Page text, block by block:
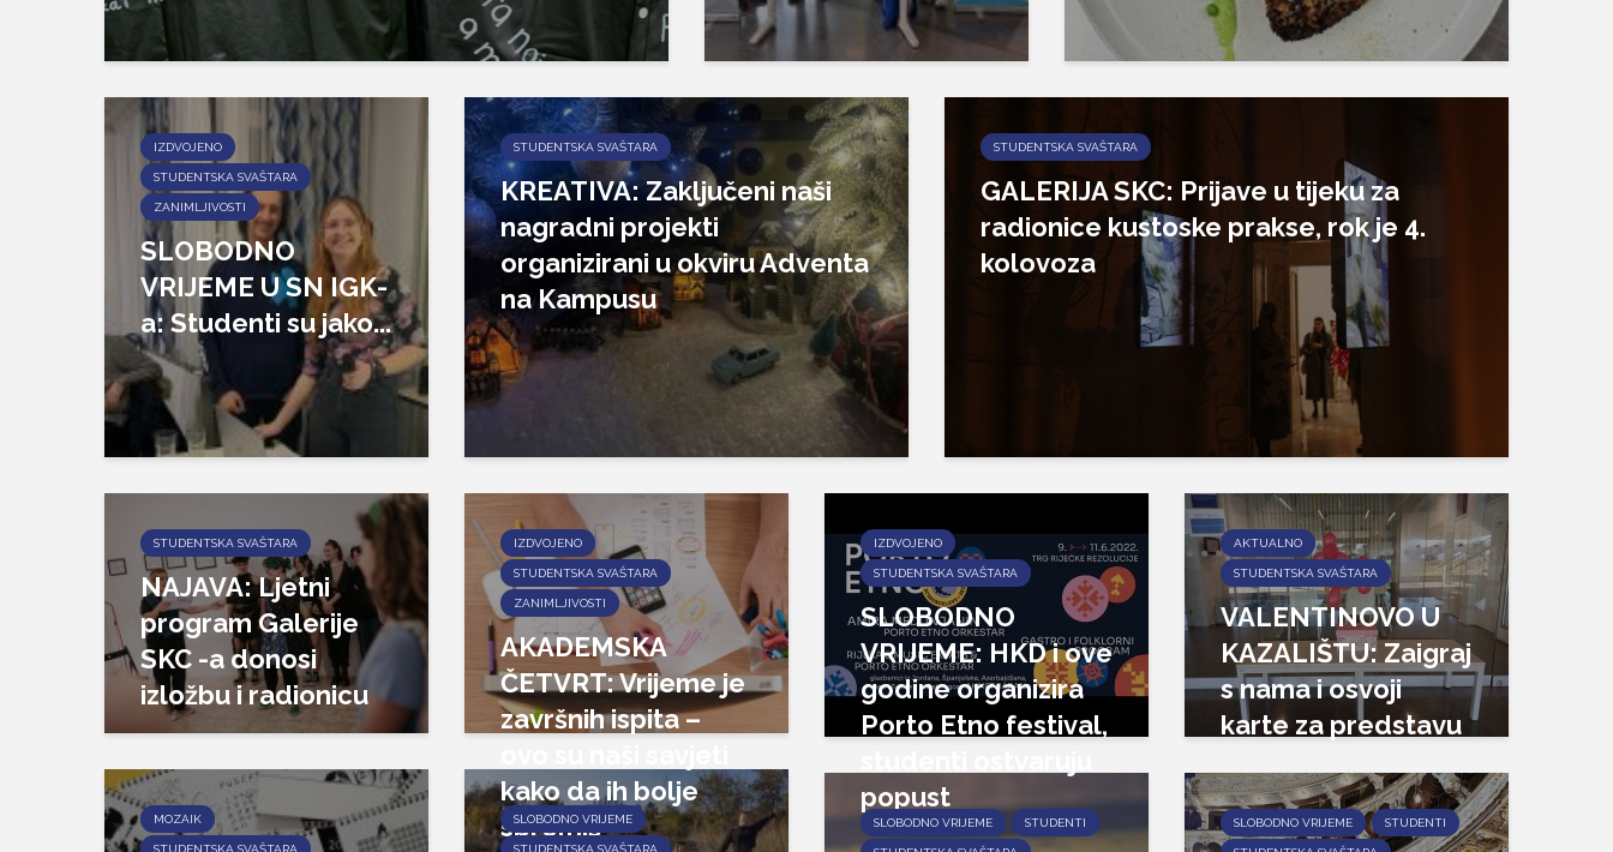
IZDVOJENO
STUDENTSKA SVAŠTARA
ZANIMLJIVOSTI
SLOBODNO
VRIJEME U SN IGK-
a: Studenti su jako...
STUDENTSKA SVAŠTARA
KREATIVA: Zaključeni naši
nagradni projekti
organizirani u okviru Adventa
na Kampusu
STUDENTSKA SVAŠTARA
GALERIJA SKC: Prijave u tijeku za
radionice kustoske prakse, rok je 4.
kolovoza
STUDENTSKA SVAŠTARA
NAJAVA: Ljetni
program Galerije
SKC -a donosi
izložbu i radionicu
IZDVOJENO
STUDENTSKA SVAŠTARA
ZANIMLJIVOSTI
AKADEMSKA
ČETVRT: Vrijeme je
završnih ispita –
kako da ih bolje
spremiš
IZDVOJENO
STUDENTSKA SVAŠTARA
SLOBODNO
VRIJEME: HKD i ove
godine organizira
Porto Etno festival,
popust
AKTUALNO
STUDENTSKA SVAŠTARA
VALENTINOVO U
KAZALIŠTU: Zaigraj
s nama i osvoji
karte za predstavu
MOZAIK
STUDENTSKA SVAŠTARA
SLOBODNO VRIJEME
STUDENTSKA SVAŠTARA
SLOBODNO VRIJEME STUDENTI SLOBODNO VRIJEME STUDENTI